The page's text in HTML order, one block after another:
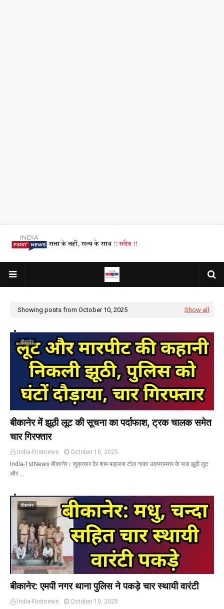
Showing posts from October 10, 2025 Show all
बीकानेर
बीकानेर में झूठी लूट की सूचना का पर्दाफाश, ट्रक चालक समेत
चार गिरफ्तार
India-Firstnews
October 10, 2025
India-1stNews बीकानेर। शुक्रवार देर शाम बाइपास टोल नाका उदयरामसर के पास झूठी लूट
और …
बीकानेर
बीकानेर: एमपी नगर थाना पुलिस ने पकड़े चार स्थायी वारंटी
India-Firstnews
October 10, 2025